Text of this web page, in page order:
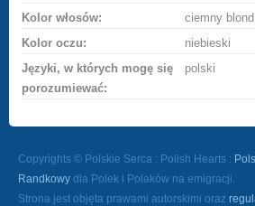
Kolor włosów:
ciemny blond
Kolor oczu:
niebieski
Języki, w których mogę się
porozumiewać:
polski
Copyrights © Polskie Serca : Polish Hearts :
Randkowy dla Polek i Polaków na emigracji.
Strona jest objęta prawami autorskimi oraz